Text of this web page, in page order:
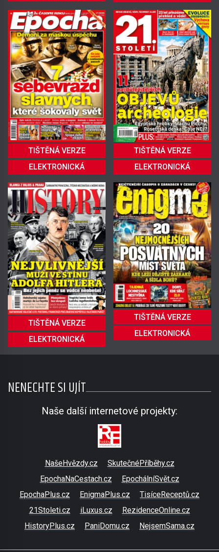
TIŠTĚNÁ VERZE
ELEKTRONICKÁ
TIŠTĚNÁ VERZE
ELEKTRONICKÁ
TIŠTĚNÁ VERZE
ELEKTRONICKÁ
TIŠTĚNÁ VERZE
ELEKTRONICKÁ
NENECHTE SI UJÍT
Naše další internetové projekty:
NašeHvězdy.cz
SkutečnéPříběhy.cz
EpochaNaCestach.cz
EpochálníSvět.cz
EpochaPlus.cz
EnigmaPlus.cz
TisíceReceptů.cz
21Stoleti.cz
iLuxus.cz
RezidenceOnline.cz
HistoryPlus.cz
PaniDomu.cz NejsemSama.cz